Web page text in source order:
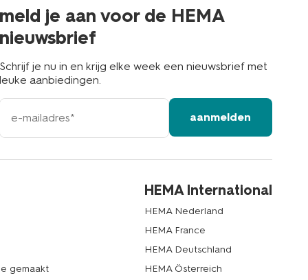
je aan voor de HEMA
je nu in en krijg elke week een nieuwsbrief met
aanbiedingen.
aanmelden
gemaakt
HEMA International
HEMA Nederland
HEMA France
HEMA Deutschland
HEMA Österreich